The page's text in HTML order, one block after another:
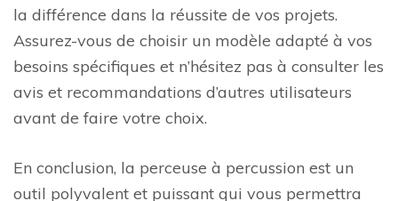
la différence dans la réussite de vos projets.
Assurez-vous de choisir un modèle adapté à vos
besoins spécifiques et n’hésitez pas à consulter les
avis et recommandations d’autres utilisateurs
avant de faire votre choix.
En conclusion, la perceuse à percussion est un
outil polyvalent et puissant qui vous permettra